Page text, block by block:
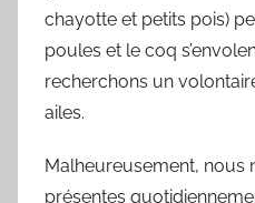
chayotte et petits pois)
poules et le coq
recherchons un
ailes.
Malheureusement, nous
présentes